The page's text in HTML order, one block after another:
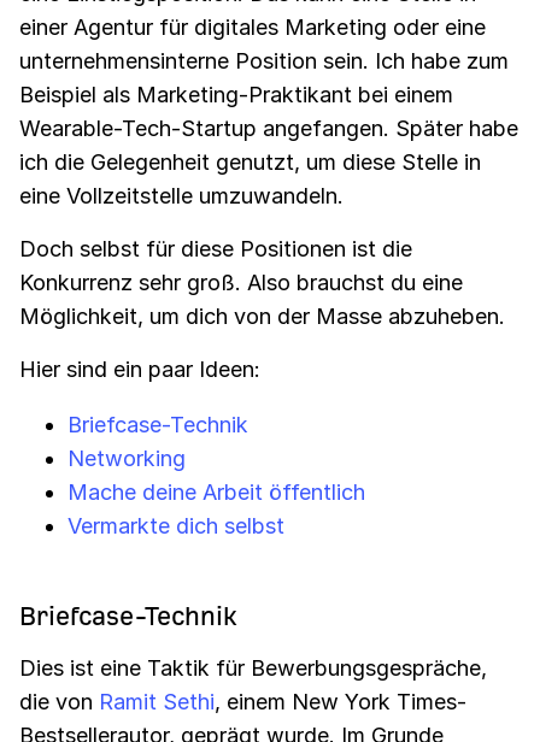
einer Agentur für digitales Marketing oder eine
unternehmensinterne Position sein. Ich habe zum
Beispiel als Marketing-Praktikant bei einem
Wearable-Tech-Startup angefangen. Später habe
ich die Gelegenheit genutzt, um diese Stelle in
eine Vollzeitstelle umzuwandeln.
Doch selbst für diese Positionen ist die
Konkurrenz sehr groß. Also brauchst du eine
Möglichkeit, um dich von der Masse abzuheben.
Hier sind ein paar Ideen:
Briefcase-Technik
Networking
Mache deine Arbeit öffentlich
Vermarkte dich selbst
Briefcase-Technik
Dies ist eine Taktik für Bewerbungsgespräche,
die von Ramit Sethi, einem New York Times-
Bestsellerautor, geprägt wurde. Im Grunde